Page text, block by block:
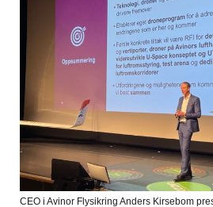
CEO i Avinor Flysikring Anders Kirsebom